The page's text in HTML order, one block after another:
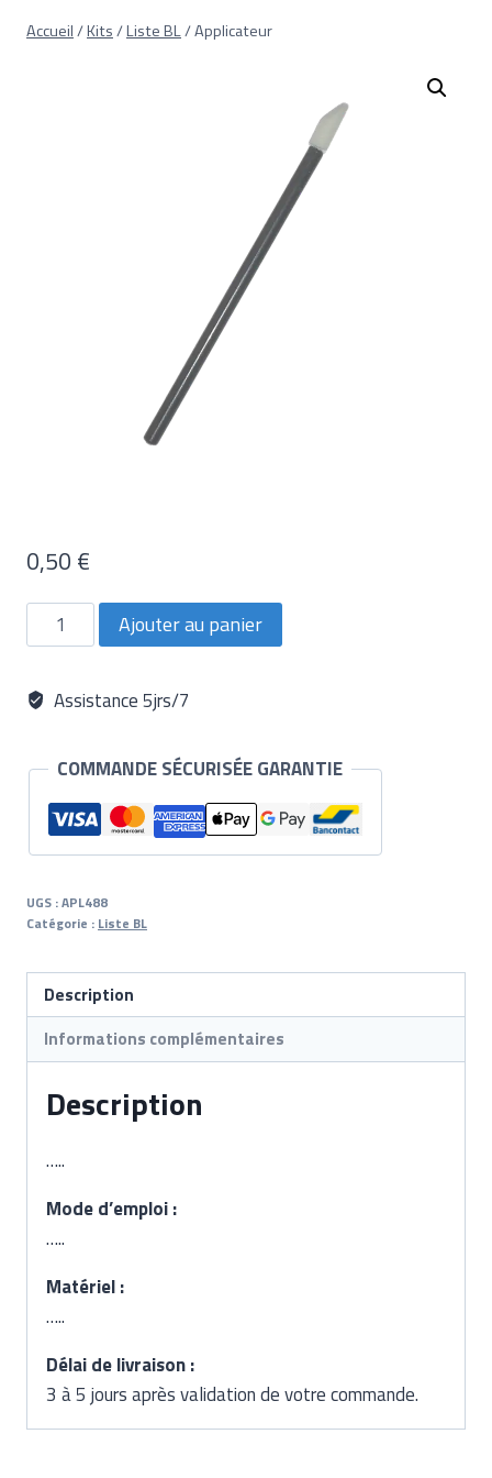
Accueil/Kits/Liste BL/Applicateur
0,50 €
quantité
Applicateur
Ajouter au panier
Assistance 5jrs/7
COMMANDE SÉCURISÉE GARANTIE
UGS :APL488
Catégorie : Liste BL
Description
Informations complémentaires
Description
…..
Mode d’emploi :
…..
Matériel :
…..
Délai de livraison :
3 à 5 jours après validation de votre commande.